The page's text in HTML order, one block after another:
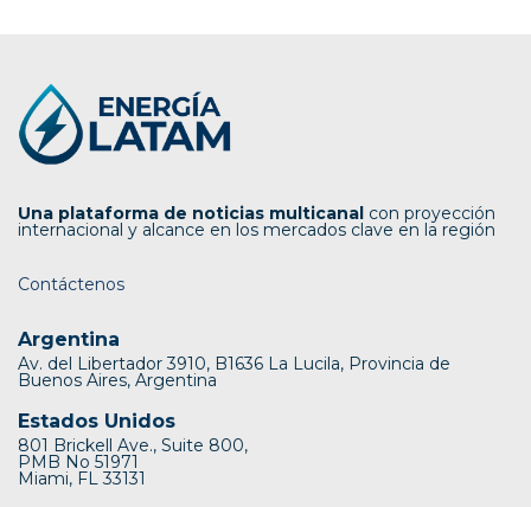
Una plataforma de noticias multicanal con proyección
internacional y alcance en los mercados clave en la región
Contáctenos
Argentina
Av. del Libertador 3910, B1636 La Lucila, Provincia de
Buenos Aires, Argentina
Estados Unidos
801 Brickell Ave., Suite 800,
PMB No 51971
Miami, FL 33131